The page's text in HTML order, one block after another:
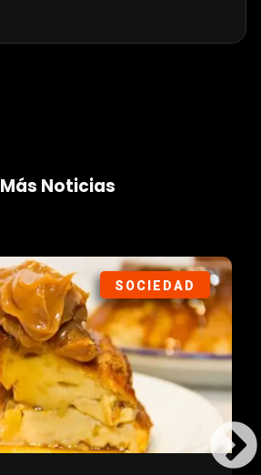
Más Noticias
SOCIEDAD